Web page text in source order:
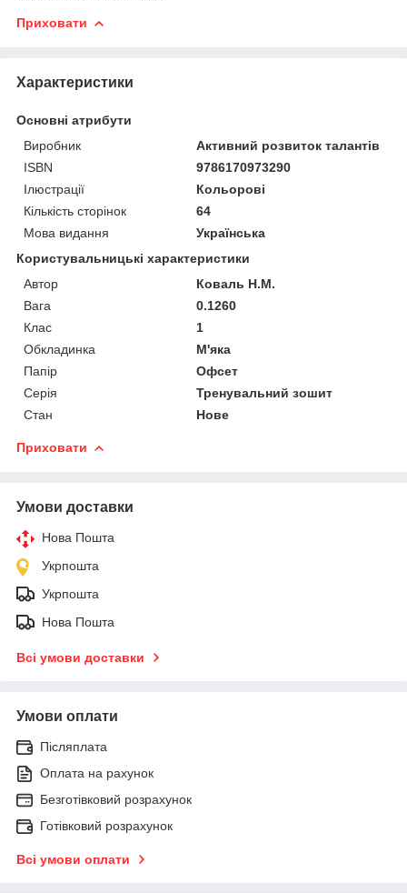
Приховати
Характеристики
Основні атрибути
Виробник
Активний розвиток талантів
ISBN
9786170973290
Ілюстрації
Кольорові
Кількість сторінок
64
Мова видання
Українська
Користувальницькі характеристики
Автор
Коваль Н.М.
Вага
0.1260
Клас
1
Обкладинка
М'яка
Папір
Офсет
Серія
Тренувальний зошит
Стан
Нове
Приховати
Умови доставки
Нова Пошта
Укрпошта
Укрпошта
Нова Пошта
Всі умови доставки
Умови оплати
Післяплата
Оплата на рахунок
Безготівковий розрахунок
Готівковий розрахунок
Всі умови оплати